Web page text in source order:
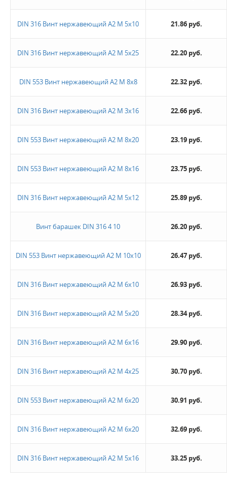
DIN 316 Винт нержавеющий А2 М 5х10 21.86 руб.
DIN 316 Винт нержавеющий А2 М 5х25 22.20 руб.
DIN 553 Винт нержавеющий А2 М 8х8 22.32 руб.
DIN 316 Винт нержавеющий А2 М 3х16 22.66 руб.
DIN 553 Винт нержавеющий А2 М 8х20 23.19 руб.
DIN 553 Винт нержавеющий А2 М 8х16 23.75 руб.
DIN 316 Винт нержавеющий А2 М 5х12 25.89 руб.
Винт барашек DIN 316 4 10 26.20 руб.
DIN 553 Винт нержавеющий А2 М 10х10 26.47 руб.
DIN 316 Винт нержавеющий А2 М 6х10 26.93 руб.
DIN 316 Винт нержавеющий А2 М 5х20 28.34 руб.
DIN 316 Винт нержавеющий А2 М 6х16 29.90 руб.
DIN 316 Винт нержавеющий А2 М 4х25 30.70 руб.
DIN 553 Винт нержавеющий А2 М 6х20 30.91 руб.
DIN 316 Винт нержавеющий А2 М 6х20 32.69 руб.
DIN 316 Винт нержавеющий А2 М 5х16 33.25 руб.